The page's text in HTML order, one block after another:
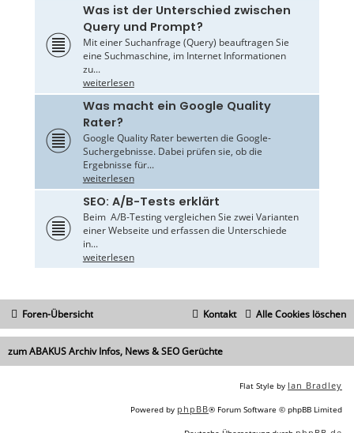
Was ist der Unterschied zwischen
Query und Prompt?
Mit einer Suchanfrage (Query) beauftragen Sie
eine Suchmaschine, im Internet Informationen
zu...
weiterlesen
Was macht ein Google Quality
Rater?
Google Quality Rater bewerten die Google-
Suchergebnisse. Dabei prüfen sie, ob die
Ergebnisse für...
weiterlesen
SEO: A/B-Tests erklärt
Beim A/B-Testing vergleichen Sie zwei Varianten
einer Webseite und erfassen die Unterschiede
in...
weiterlesen
Foren-Übersicht Alle Cookies löschen
Kontakt
zum ABAKUS Archiv Infos, News & SEO Gerüchte
Flat Style by Ian Bradley
Powered by phpBB® Forum Software © phpBB Limited